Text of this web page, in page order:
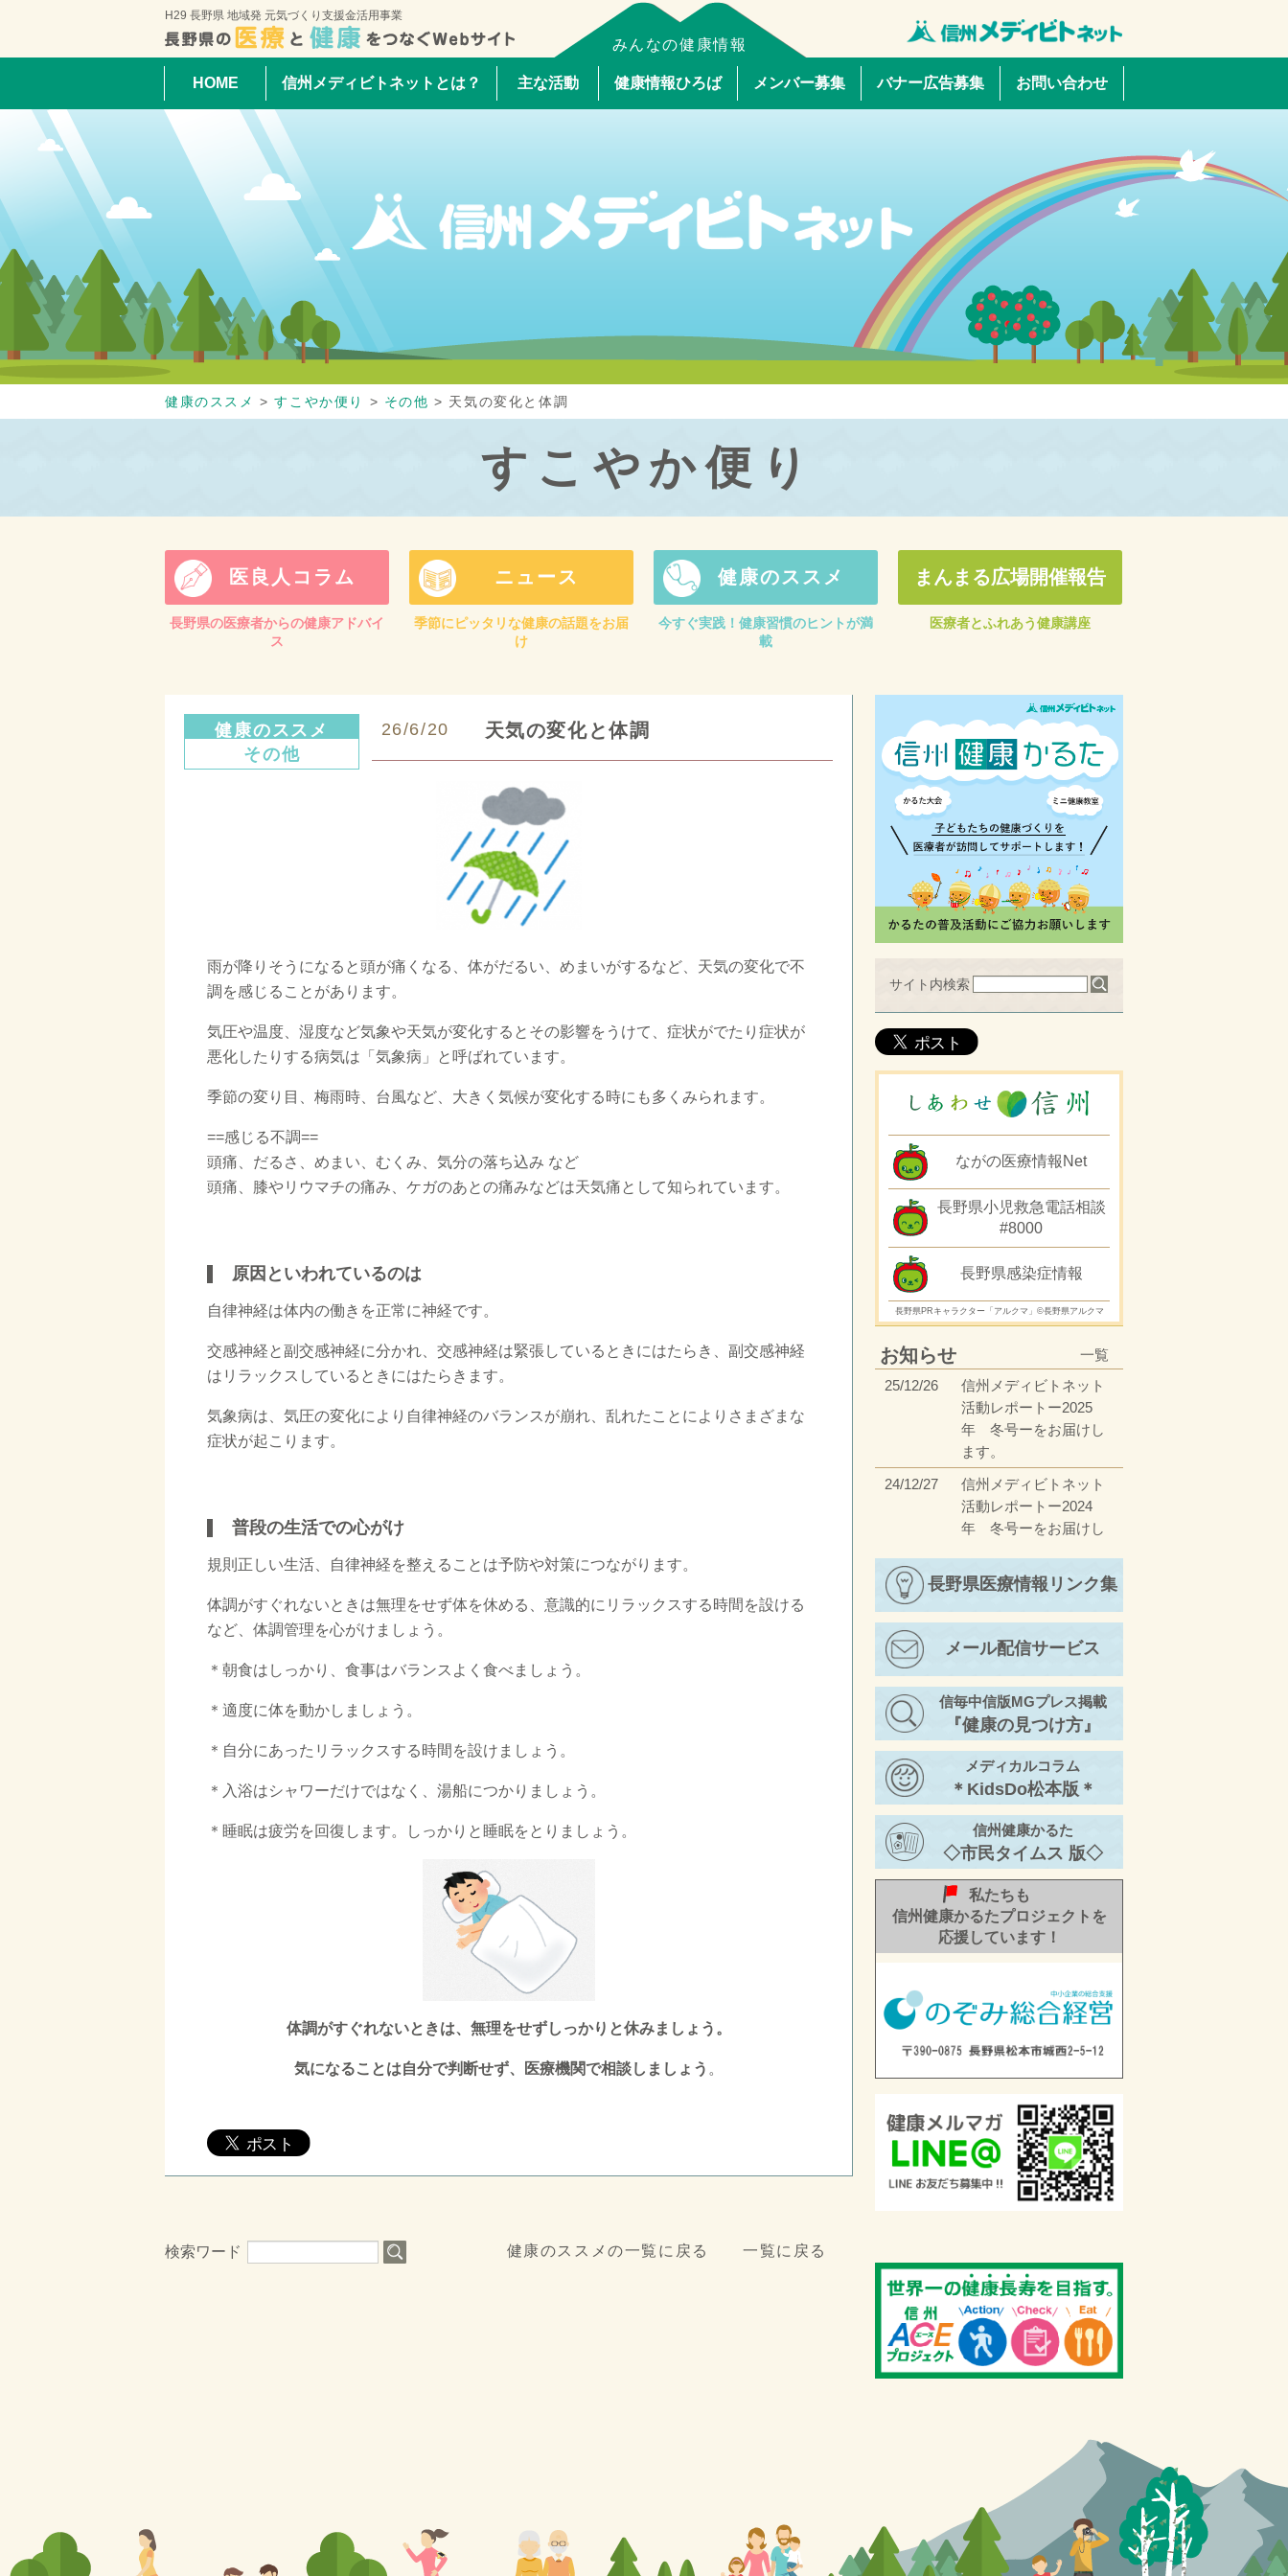
H29 長野県 地域発 元気づくり支援金活用事業
みんなの健康情報
HOME 信州メディビトネットとは？ 主な活動 健康情報ひろば メンバー募集 バナー広告募集 お問い合わせ
健康のススメ >すこやか便り > その他 > 天気の変化と体調
すこやか便り
医良人コラム
長野県の医療者からの健康アドバイ
ス
ニュース
季節にピッタリな健康の話題をお届
け
健康のススメ
今すぐ実践！健康習慣のヒントが満
載
まんまる広場開催報告
医療者とふれあう健康講座
健康のススメ
その他
26/6/20 天気の変化と体調
雨が降りそうになると頭が痛くなる、体がだるい、めまいがするなど、天気の変化で不
調を感じることがあります。
気圧や温度、湿度など気象や天気が変化するとその影響をうけて、症状がでたり症状が
悪化したりする病気は「気象病」と呼ばれています。
季節の変り目、梅雨時、台風など、大きく気候が変化する時にも多くみられます。
==感じる不調==
頭痛、だるさ、めまい、むくみ、気分の落ち込み など
頭痛、膝やリウマチの痛み、ケガのあとの痛みなどは天気痛として知られています。
原因といわれているのは
自律神経は体内の働きを正常に神経です。
交感神経と副交感神経に分かれ、交感神経は緊張しているときにはたらき、副交感神経
はリラックスしているときにはたらきます。
気象病は、気圧の変化により自律神経のバランスが崩れ、乱れたことによりさまざまな
症状が起こります。
普段の生活での心がけ
規則正しい生活、自律神経を整えることは予防や対策につながります。
体調がすぐれないときは無理をせず体を休める、意識的にリラックスする時間を設ける
など、体調管理を心がけましょう。
＊朝食はしっかり、食事はバランスよく食べましょう。
＊適度に体を動かしましょう。
＊自分にあったリラックスする時間を設けましょう。
＊入浴はシャワーだけではなく、湯船につかりましょう。
＊睡眠は疲労を回復します。しっかりと睡眠をとりましょう。
体調がすぐれないときは、無理をせずしっかりと休みましょう。
気になることは自分で判断せず、医療機関で相談しましょう 。
検索ワード 健康のススメの一覧に戻る 一覧に戻る
サイト内検索
ながの医療情報Net
長野県小児救急電話相談
#8000
長野県感染症情報
長野県PRキャラクター「アルクマ」©長野県アルクマ
一覧
お知らせ
25/12/26
信州メディビトネット
活動レポートー2025
年 冬号ーをお届けし
ます。
24/12/27
信州メディビトネット
活動レポートー2024
年 冬号ーをお届けし
23/12/27
信州メディビトネット
年 冬号ーをお届けし
ます。
23/4/17
信州メディビトネット
活動レポートー2023
年 春号ーをお届けし
ます。
22/11/30
信州メディビトネット
活動レポートー2022
年 秋号②ーをお届け
します。
長野県医療情報リンク集
メール配信サービス
信毎中信版MGプレス掲載
『健康の見つけ方』
メディカルコラム
＊KidsDo松本版＊
信州健康かるた
◇市民タイムス 版◇
私たちも
信州健康かるたプロジェクトを
応援しています！